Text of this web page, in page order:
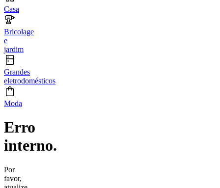
Casa
Bricolage
e
jardim
Grandes
eletrodomésticos
Moda
Erro
interno.
Por
favor,